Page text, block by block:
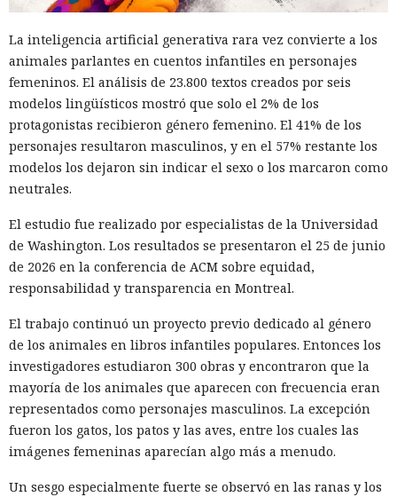
funcionario público en activo o retirado y de su familia.
Otros 495.000 dólares los ganó Muka vendiendo parte de los
datos robados en foros de ciberdelincuencia como
BreachForums y XSS.is. La investigación estimó el perjuicio
total de las empresas afectadas en aproximadamente 9,5
millones de dólares.
Un agente especial del FBI, Mike Herrington, afirmó que las
acciones de Muka fueron deliberadas y depredadoras, y que
millones de sus clientes.
Tras la divulgación del incidente, Snowflake incorporó al
equipo de investigación la unidad Mandiant de Google, que
no detectó problemas en la seguridad de la propia
plataforma. Según Mandiant, los hackers utilizaron
credenciales aún vigentes que fueron robadas en 2020 y,
con ellas, accedieron a las cuentas de las empresas.
Los analistas señalaron que el grupo tenía base en
Norteamérica y colaboraba con otro participante desde
Turquía — John Erin Binns, a quien las autoridades turcas
detuvieron en 2024 acusado de estar vinculado a un hackeo
anterior al operador de telecomunicaciones T-Mobile. Antes
La inteligencia artificial generativa rara vez convierte a los
animales parlantes en cuentos infantiles en personajes
femeninos. El análisis de 23.800 textos creados por seis
modelos lingüísticos mostró que solo el 2% de los
protagonistas recibieron género femenino. El 41% de los
personajes resultaron masculinos, y en el 57% restante los
modelos los dejaron sin indicar el sexo o los marcaron como
neutrales.
El estudio fue realizado por especialistas de la Universidad
de Washington. Los resultados se presentaron el 25 de junio
de 2026 en la conferencia de ACM sobre equidad,
responsabilidad y transparencia en Montreal.
El trabajo continuó un proyecto previo dedicado al género
de los animales en libros infantiles populares. Entonces los
investigadores estudiaron 300 obras y encontraron que la
mayoría de los animales que aparecen con frecuencia eran
representados como personajes masculinos. La excepción
fueron los gatos, los patos y las aves, entre los cuales las
imágenes femeninas aparecían algo más a menudo.
Un sesgo especialmente fuerte se observó en las ranas y los